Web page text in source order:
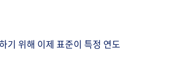
기 위해 이제 표준이 특정 연도